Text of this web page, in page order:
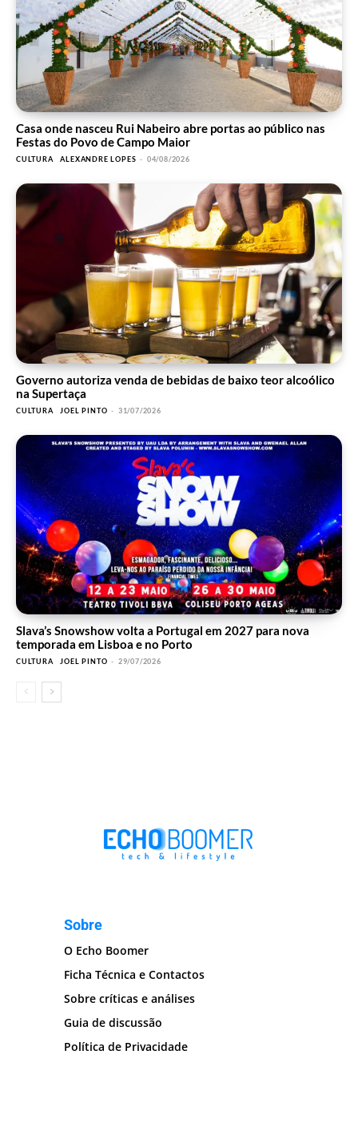
Casa onde nasceu Rui Nabeiro abre portas ao público nas
Festas do Povo de Campo Maior
CULTURA ALEXANDRE LOPES - 04/08/2026
Governo autoriza venda de bebidas de baixo teor alcoólico
na Supertaça
CULTURA JOEL PINTO - 31/07/2026
Slava’s Snowshow volta a Portugal em 2027 para nova
temporada em Lisboa e no Porto
CULTURA JOEL PINTO - 29/07/2026
Sobre
O Echo Boomer
Ficha Técnica e Contactos
Sobre críticas e análises
Guia de discussão
Política de Privacidade